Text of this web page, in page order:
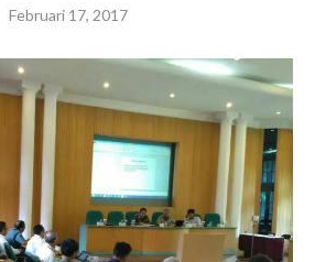
Februari 17, 2017